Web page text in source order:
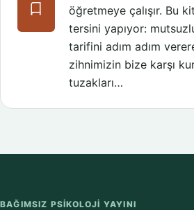
öğretmeye çalışır. Bu
tersini yapıyor:
tarifini adım adım
zihnimizin bize karşı
tuzakları…
BAĞIMSIZ PSIKOLOJI YAYINI